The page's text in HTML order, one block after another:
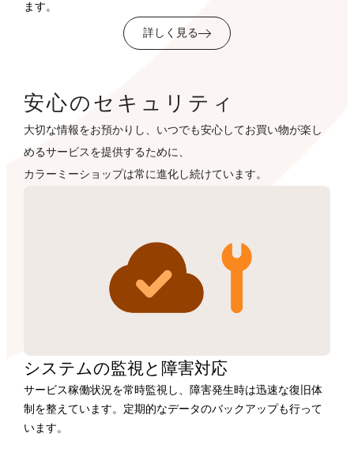
ます。
詳しく見る
安心のセキュリティ
大切な情報をお預かりし、いつでも安心してお買い物が楽し
めるサービスを提供するために、
カラーミーショップは常に進化し続けています。
システムの監視と障害対応
サービス稼働状況を常時監視し、障害発生時は迅速な復旧体
制を整えています。定期的なデータのバックアップも行って
います。